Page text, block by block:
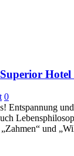
Hotel
0
Entspannung
und